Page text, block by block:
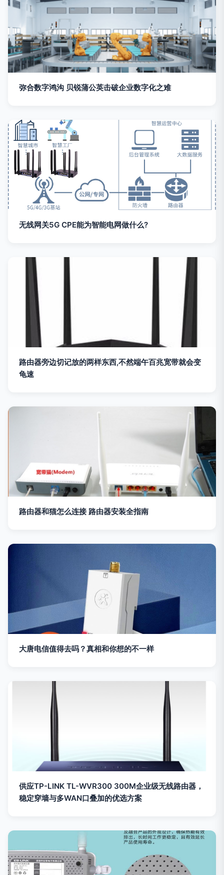
弥合数字鸿沟 贝锐蒲公英击破企业数字化之难
无线网关5G CPE能为智能电网做什么?
路由器旁边切记放的两样东西,不然端午百兆宽带就会变
龟速
路由器和猫怎么连接 路由器安装全指南
大唐电信值得去吗？真相和你想的不一样
供应TP-LINK TL-WVR300 300M企业级无线路由器，
稳定穿墙与多WAN口叠加的优选方案